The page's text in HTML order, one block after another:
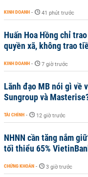
KINH DOANH - 41 phút trước
Huấn Hoa Hồng chỉ
quyền xã, không trao
KINH DOANH - 7 giờ trước
Lãnh đạo MB nói gì về
Sungroup và
TÀI CHÍNH - 12 giờ trước
NHNN cần tăng nắm
tối thiểu 65%
CHỨNG KHOÁN - 3 giờ trước